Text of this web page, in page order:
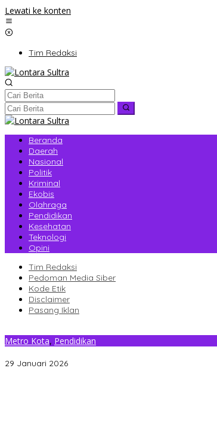
Lewati ke konten
Tim Redaksi
Beranda
Daerah
Nasional
Politik
Kriminal
Ekobis
Olahraga
Pendidikan
Kesehatan
Teknologi
Opini
Tim Redaksi
Pedoman Media Siber
Kode Etik
Disclaimer
Pasang Iklan
Metro Kota, Pendidikan
29 Januari 2026